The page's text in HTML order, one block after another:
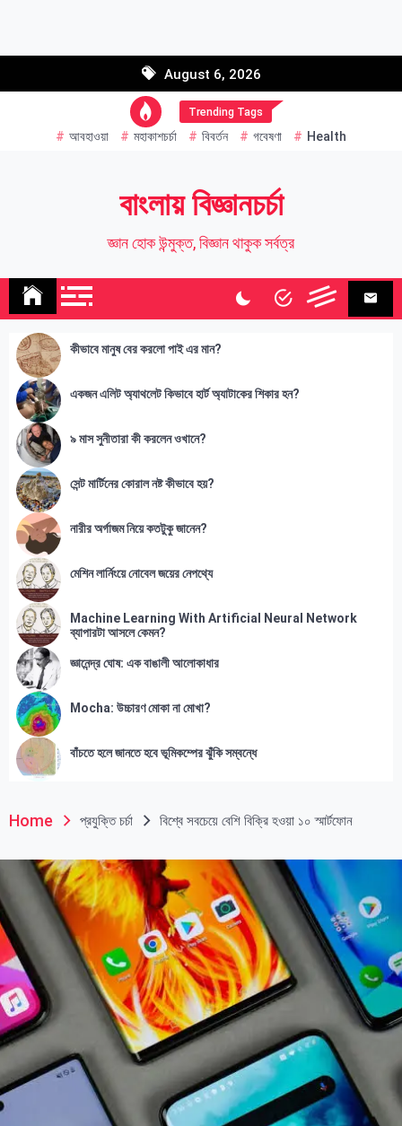
August 6, 2026
Trending Tags
আবহাওয়া মহাকাশচর্চা বিবর্তন গবেষণা Health
বাংলায় বিজ্ঞানচর্চা
জ্ঞান হোক উন্মুক্ত, বিজ্ঞান থাকুক সর্বত্র
কীভাবে মানুষ বের করলো পাই এর মান?
একজন এলিট অ্যাথলেট কিভাবে হার্ট অ্যাটাকের শিকার হন?
৯ মাস সুনীতারা কী করলেন ওখানে?
সেন্ট মার্টিনের কোরাল নষ্ট কীভাবে হয়?
নারীর অর্গাজম নিয়ে কতটুকু জানেন?
মেশিন লার্নিংয়ে নোবেল জয়ের নেপথ্যে
Machine Learning With Artificial Neural Network
ব্যাপারটা আসলে কেমন?
জ্ঞানেন্দ্র ঘোষ: এক বাঙালী আলোকাধার
Mocha: উচ্চারণ মোকা না মোখা?
বাঁচতে হলে জানতে হবে ভূমিকম্পের ঝুঁকি সম্বন্ধে
Home প্রযুক্তি চর্চা বিশ্বে সবচেয়ে বেশি বিক্রি হওয়া ১০ স্মার্টফোন